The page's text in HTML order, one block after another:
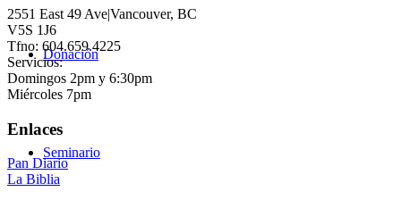
Donación
Seminario
2551 East 49 Ave|Vancouver, BC
V5S 1J6
Tfno: 604.659.4225
Servicios:
Domingos 2pm y 6:30pm
Miércoles 7pm
Enlaces
Pan Diario
La Biblia